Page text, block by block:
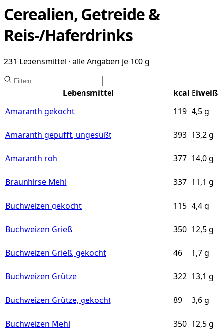
Cerealien, Getreide &
Reis-/Haferdrinks
231 Lebensmittel · alle Angaben je 100 g
Lebensmittel kcal Eiweiß
Amaranth gekocht
119 4,5g
Amaranth gepufft, ungesüßt
393 13,2g
Amaranth roh
377 14,0g
Braunhirse Mehl
337 11,1 g
Buchweizen gekocht
115 4,4g
Buchweizen Grieß
350 12,5g
Buchweizen Grieß, gekocht
46 1,7g
Buchweizen Grütze
322 13,1 g
Buchweizen Grütze, gekocht
89 3,6g
Buchweizen Mehl
350 12,5g